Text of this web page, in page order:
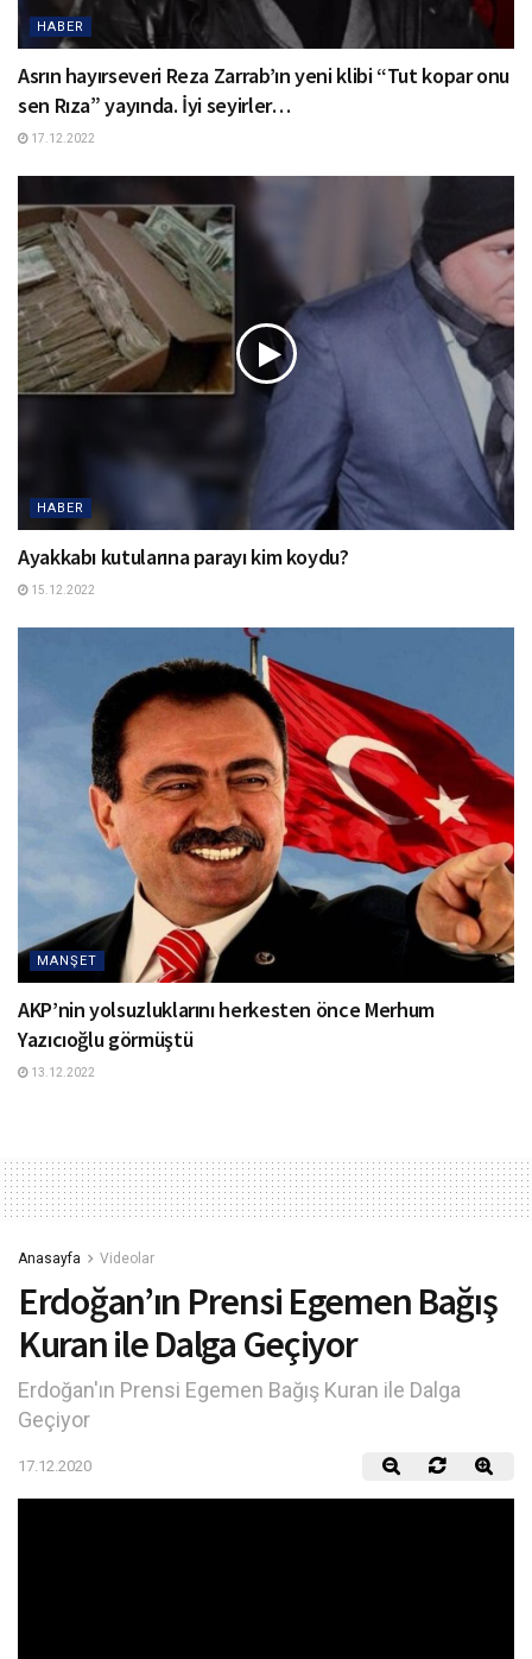
HABER
Asrın hayırseveri Reza Zarrab’ın yeni klibi “Tut kopar onu
sen Rıza” yayında. İyi seyirler…
17.12.2022
HABER
Ayakkabı kutularına parayı kim koydu?
15.12.2022
MANŞET
AKP’nin yolsuzluklarını herkesten önce Merhum
Yazıcıoğlu görmüştü
13.12.2022
Anasayfa Videolar
Erdoğan’ın Prensi Egemen Bağış
Kuran ile Dalga Geçiyor
Erdoğan'ın Prensi Egemen Bağış Kuran ile Dalga
Geçiyor
17.12.2020